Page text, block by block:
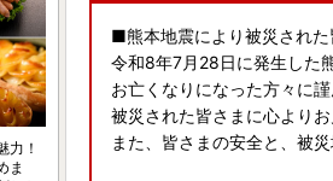
■熊本地震により被災され
令和8年7月28日に発生した
お亡くなりになった方々に
被災された皆さまに心よりお
また、皆さまの安全と、被
力！
ま